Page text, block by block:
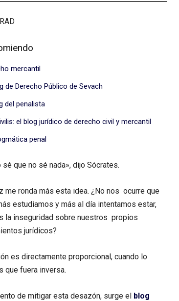
mercantil
de Derecho Público de Sevach
del penalista
el blog jurídico de derecho civil y mercantil
penal
sé que no sé nada», dijo Sócrates.
me ronda más esta idea. ¿No nos ocurre que
estudiamos y más al día intentamos estar,
la inseguridad sobre nuestros propios
jurídicos?
es directamente proporcional, cuando lo
que fuera inversa.
de mitigar esta desazón, surge el blog